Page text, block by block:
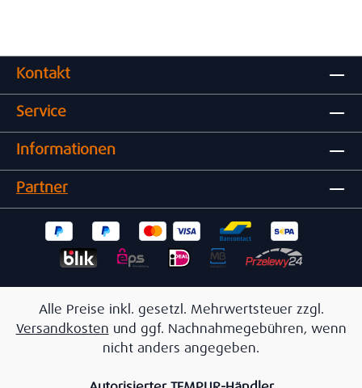
Kontakt
Service
Informationen
Partner
Alle Preise inkl. gesetzl. Mehrwertsteuer zzgl.
Versandkosten und ggf. Nachnahmegebühren, wenn
nicht anders angegeben.